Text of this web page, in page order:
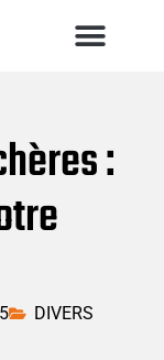
:
DIVERS